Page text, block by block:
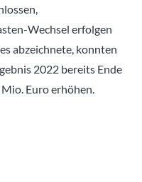
Wechsel erfolgen
abzeichnete, konnten
2022 bereits Ende
Euro erhöhen.